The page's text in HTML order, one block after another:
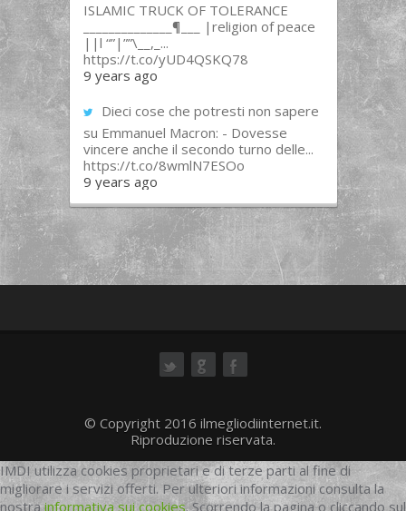
ISLAMIC TRUCK OF TOLERANCE
______________¶___ |religion of peace
||l “”|””\__,_...
https://t.co/yUD4QSKQ78
9 years ago
Dieci cose che potresti non sapere
su Emmanuel Macron: - Dovesse
vincere anche il secondo turno delle...
https://t.co/8wmlN7ESOo
9 years ago
© Copyright 2016 ilmegliodiinternet.it.
Riproduzione riservata.
IMDI utilizza cookies proprietari e di terze parti al fine di
migliorare i servizi offerti. Per ulteriori informazioni consulta la
nostrainformativa sui cookies. Scorrendo la pagina o cliccando sul